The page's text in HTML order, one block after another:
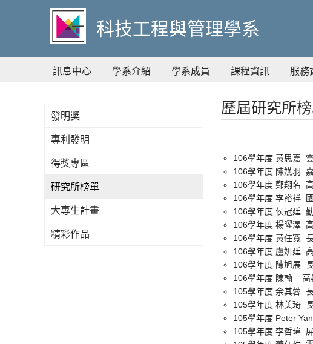
內
容
科技工程與管理學系
訊息中心 學系介紹 學系成員 課程資訊 服務
歷屆研究所
106學年度 黃思嘉
106學年度 陳嬿羽
106學年度 鄭翔名
106學年度 李裕祥
106學年度 侯冠廷
106學年度 楊曜澤
106學年度 黃任寬
106學年度 盧姸廷
106學年度 陳旭展
106學年度 陳翰 高
105學年度 余其蓉
105學年度 林美琦
105學年度 Peter
105學年度 李哲瑋
發明獎
專利發明
得獎專區
研究所榜單
大專生計畫
精彩作品